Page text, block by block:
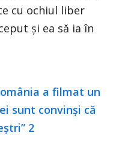
cu ochiul liber
și ea să ia în